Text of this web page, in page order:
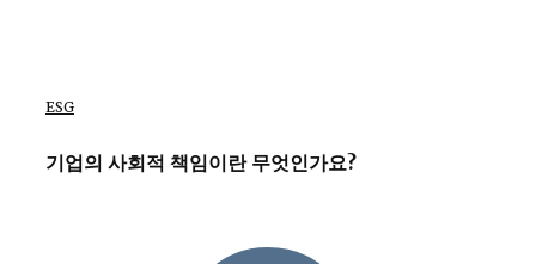
ESG
기업의 사회적 책임이란 무엇인가요?